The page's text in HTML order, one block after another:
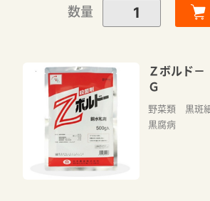
数量
Ｚボルド
Ｇ
野菜類 黒斑
黒腐病
カートに追加しまし